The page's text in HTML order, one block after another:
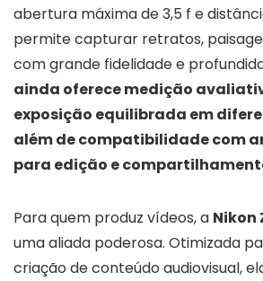
abertura máxima de 3,5 f e
permite capturar retratos,
com grande fidelidade e
ainda oferece medição
exposição equilibrada em
além de compatibilidade com
para edição e
Para quem produz vídeos, a Nikon
uma aliada poderosa. Otimizada
criação de conteúdo audiovisual,